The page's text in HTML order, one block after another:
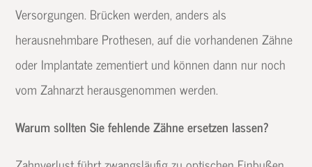
Versorgungen. Brücken werden, anders als
herausnehmbare Prothesen, auf die vorhandenen Zähne
oder Implantate zementiert und können dann nur noch
vom Zahnarzt herausgenommen werden.
Warum sollten Sie fehlende Zähne ersetzen lassen?